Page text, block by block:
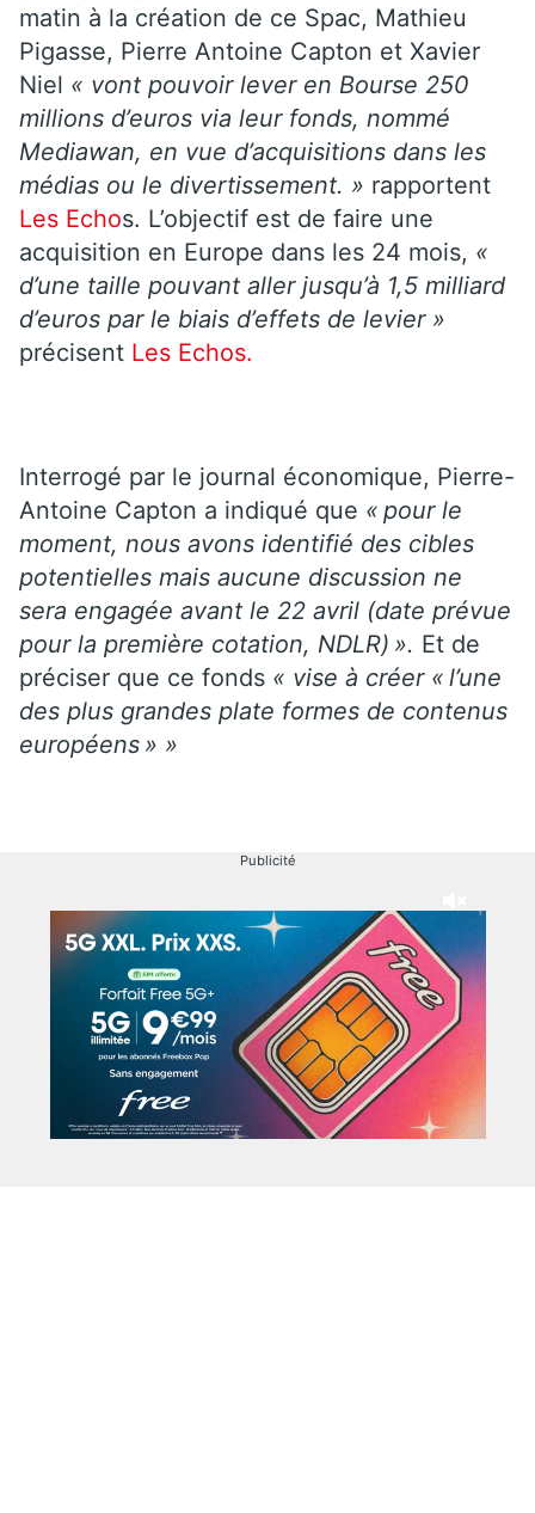
matin à la création de ce Spac, Mathieu
Pigasse, Pierre Antoine Capton et Xavier
Niel « vont pouvoir lever en Bourse 250
millions d’euros via leur fonds, nommé
Mediawan, en vue d’acquisitions dans les
médias ou le divertissement. » rapportent
Les Echos. L’objectif est de faire une
acquisition en Europe dans les 24 mois, «
d’une taille pouvant aller jusqu’à 1,5 milliard
d’euros par le biais d’effets de levier »
précisent Les Echos.
Interrogé par le journal économique, Pierre-
Antoine Capton a indiqué que « pour le
moment, nous avons identifié des cibles
potentielles mais aucune discussion ne
sera engagée avant le 22 avril (date prévue
pour la première cotation, NDLR) ». Et de
préciser que ce fonds « vise à créer « l’une
des plus grandes plate formes de contenus
européens » »
Publicité